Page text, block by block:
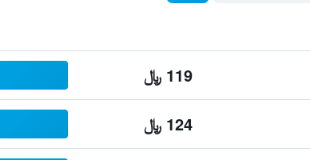
119 ﷼
124 ﷼